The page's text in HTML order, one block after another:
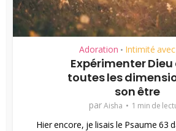
Adoration • Intimité
Expérimenter
toutes les
son être
parAisha 1 min de
Hier encore, je lisais le Psaume 63